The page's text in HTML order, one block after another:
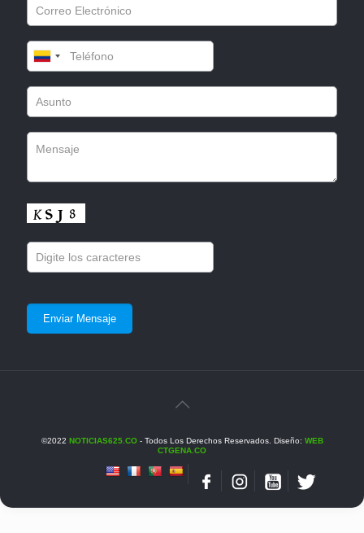
©2022 NOTICIAS625.CO- Todos Los Derechos Reservados. Diseño: WEB
CTGENA.CO